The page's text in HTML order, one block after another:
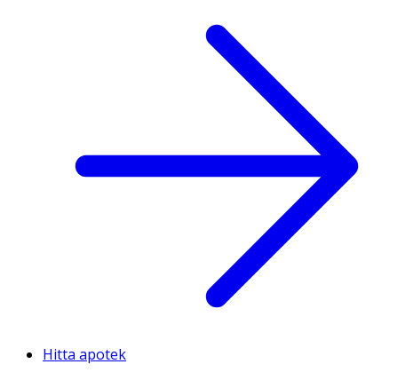
Hitta apotek